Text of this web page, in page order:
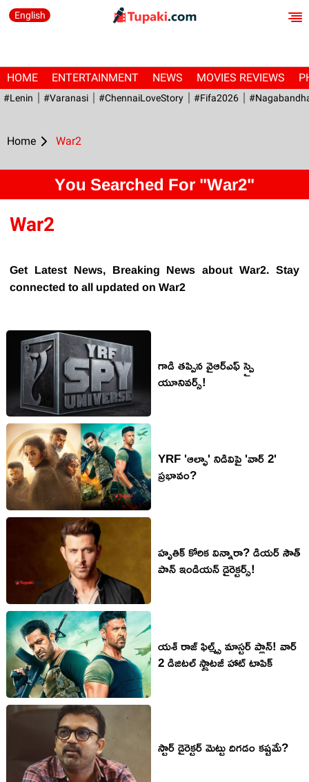
English
HOME ENTERTAINMENT NEWS MOVIES REVIEWS
#Lenin #Varanasi #ChennaiLoveStory #fifa2026
Home War2
You Searched For "War2"
War2
Get Latest News, Breaking News about War2. Stay
connected to all updated on War2
గాడి తప్పిన వైఆర్ఎఫ్ స్పై
యూనివర్స్!
YRF 'ఆల్ఫా' నిడివిపై 'వార్ 2'
ప్ర‌భావం?
హృతిక్ కోరిక విన్నారా? డియ‌ర్ సౌత్
పాన్ ఇండియన్ డైరెక్ట‌ర్స్!
యశ్ రాజ్ ఫిల్మ్స్ మాస్టర్ ప్లాన్! వార్
2 డిజిటల్ స్ట్రాటజీ హాట్ టాపిక్
స్టార్ డైరెక్ట‌ర్ మెట్టు దిగ‌డం క‌ష్ట‌మే?